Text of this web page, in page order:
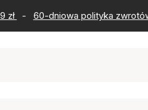
zł - 60-dniowa polityka